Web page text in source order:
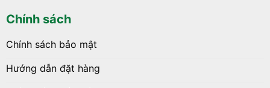
Chính sách
Chính sách bảo mật
Hướng dẫn đặt hàng